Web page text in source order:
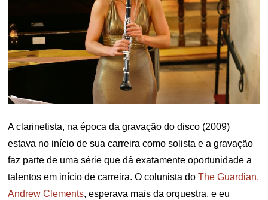
A clarinetista, na época da gravação do disco (2009)
estava no início de sua carreira como solista e a gravação
faz parte de uma série que dá exatamente oportunidade a
talentos em início de carreira. O colunista doThe Guardian,
Andrew Clements, esperava mais da orquestra, e eu